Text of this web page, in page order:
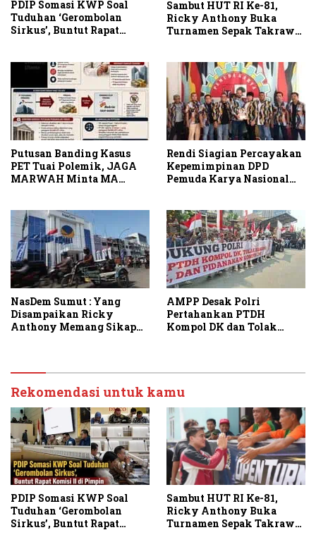
PDIP Somasi KWP Soal
Tuduhan ‘Gerombolan
Sirkus’, Buntut Rapat
Sambut HUT RI Ke-81,
Ricky Anthony Buka
Turnamen Sepak Takraw
Putusan Banding Kasus
PET Tuai Polemik, JAGA
MARWAH Minta MA
Rendi Siagian Percayakan
Kepemimpinan DPD
Pemuda Karya Nasional
NasDem Sumut : Yang
Disampaikan Ricky
Anthony Memang Sikap
AMPP Desak Polri
Pertahankan PTDH
Kompol DK dan Tolak
Rekomendasi untuk kamu
PDIP Somasi KWP Soal
Tuduhan ‘Gerombolan
Sirkus’, Buntut Rapat
Sambut HUT RI Ke-81,
Ricky Anthony Buka
Turnamen Sepak Takraw